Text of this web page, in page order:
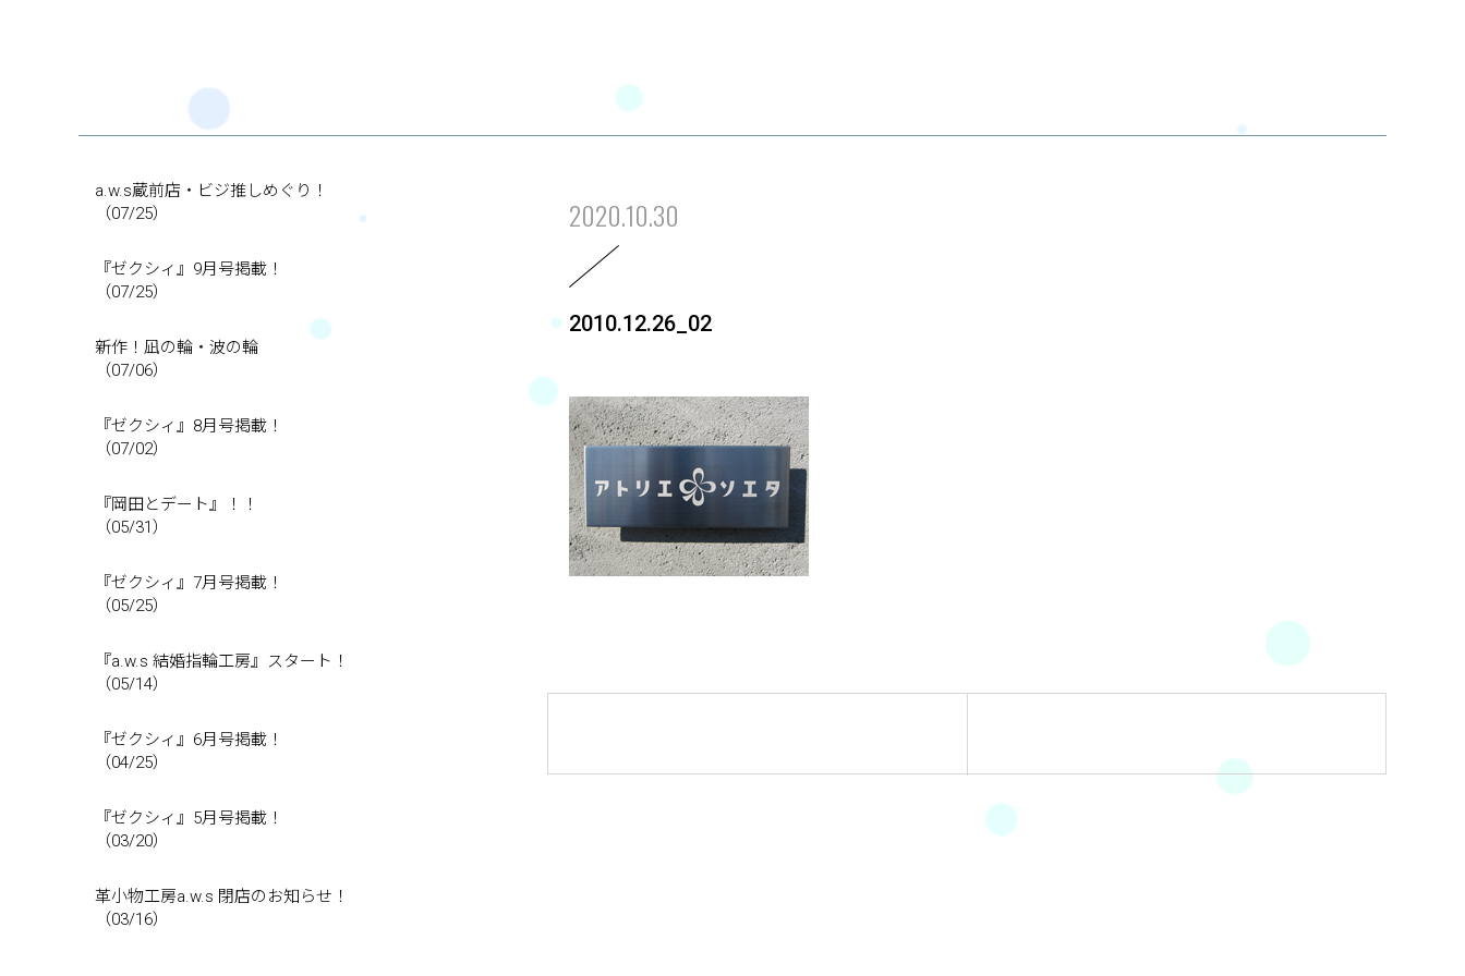
2020.10.30
2010.12.26_02
a.w.s蔵前店・ビジ推しめぐり！
（07/25）
『ゼクシィ』9月号掲載！
（07/25）
新作！凪の輪・波の輪
（07/06）
『ゼクシィ』8月号掲載！
（07/02）
『岡田とデート』！！
（05/31）
『ゼクシィ』7月号掲載！
（05/25）
『a.w.s 結婚指輪工房』スタート！
（05/14）
『ゼクシィ』6月号掲載！
（04/25）
『ゼクシィ』5月号掲載！
（03/20）
革小物工房a.w.s 閉店のお知らせ！
（03/16）